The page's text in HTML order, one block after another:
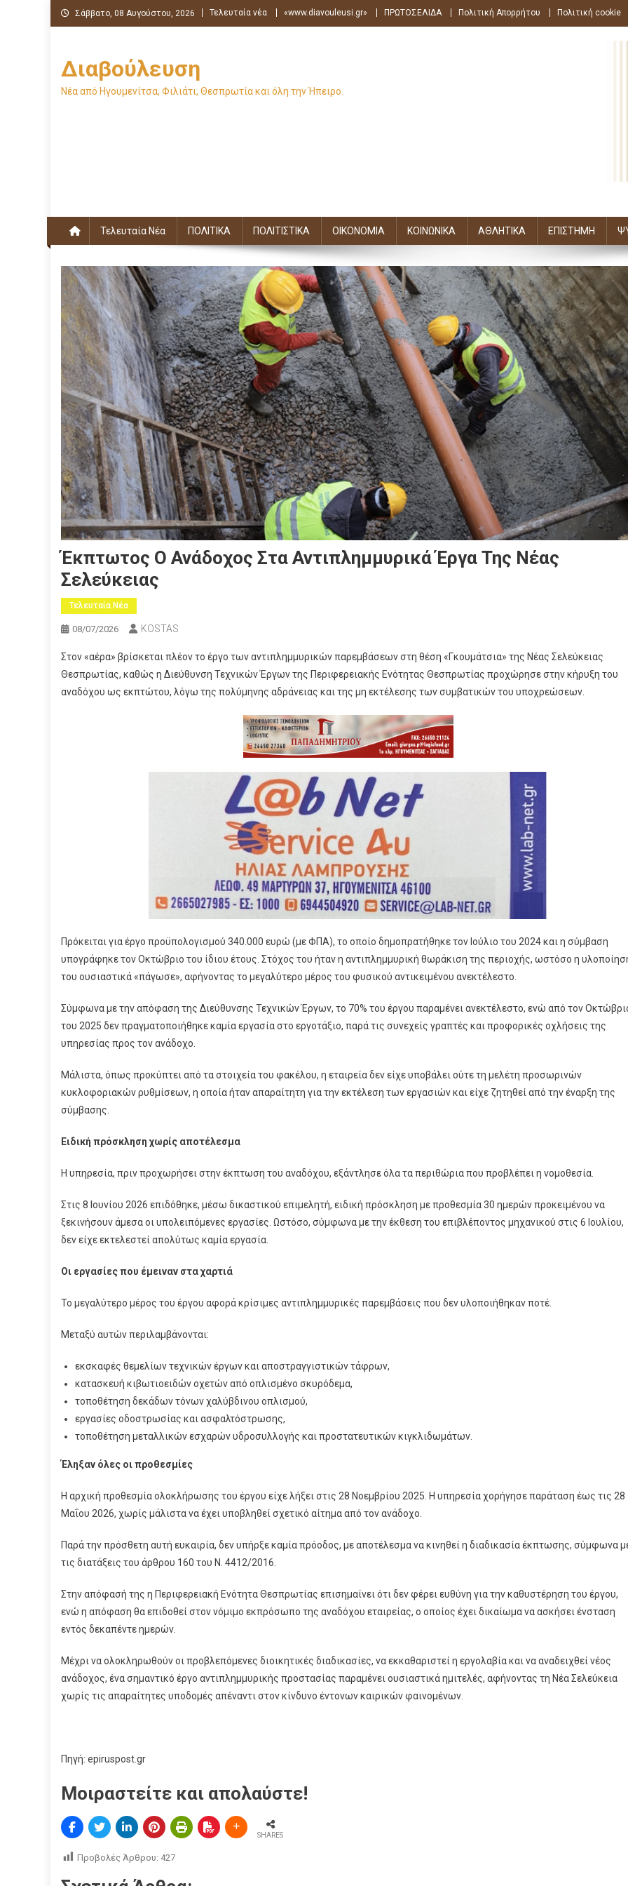
Μεταπηδήστε
στο
Σάββατο, 08 Αυγούστου, 2026 Τελευταία νέα «www.diavouleusi.gr» ΠΡΩΤΟΣΕΛΙΔΑ Πολιτική Απορρήτου Πολιτική cookie
Διαβούλευση
Νέα από Ηγουμενίτσα, Φιλιάτι, Θεσπρωτία και όλη την Ήπειρο.
Τελευταία Νέα ΠΟΛΙΤΙΚΑ ΠΟΛΙΤΙΣΤΙΚΑ ΟΙΚΟΝΟΜΙΑ ΚΟΙΝΩΝΙΚΑ ΑΘΛΗΤΙΚΑ ΕΠΙΣΤΗΜΗ
Έκπτωτος Ο Ανάδοχος Στα Αντιπλημμυρικά Έργα Της Νέας
Σελεύκειας
Τελευταία Νέα
08/07/2026 KOSTAS
Στον «αέρα» βρίσκεται πλέον το έργο των αντιπλημμυρικών παρεμβάσεων στη θέση «Γκουμάτσια» της Νέας Σελεύκειας
Θεσπρωτίας, καθώς η Διεύθυνση Τεχνικών Έργων της Περιφερειακής Ενότητας Θεσπρωτίας προχώρησε στην κήρυξη του
αναδόχου ως εκπτώτου, λόγω της πολύμηνης αδράνειας και της μη εκτέλεσης των συμβατικών του υποχρεώσεων.
Πρόκειται για έργο προϋπολογισμού 340.000 ευρώ (με ΦΠΑ), το οποίο δημοπρατήθηκε τον Ιούλιο του 2024 και η σύμβαση
υπογράφηκε τον Οκτώβριο του ίδιου έτους. Στόχος του ήταν η αντιπλημμυρική θωράκιση της περιοχής, ωστόσο η
του ουσιαστικά «πάγωσε», αφήνοντας το μεγαλύτερο μέρος του φυσικού αντικειμένου ανεκτέλεστο.
Σύμφωνα με την απόφαση της Διεύθυνσης Τεχνικών Έργων, το 70% του έργου παραμένει ανεκτέλεστο, ενώ από τον
του 2025 δεν πραγματοποιήθηκε καμία εργασία στο εργοτάξιο, παρά τις συνεχείς γραπτές και προφορικές οχλήσεις της
υπηρεσίας προς τον ανάδοχο.
Μάλιστα, όπως προκύπτει από τα στοιχεία του φακέλου, η εταιρεία δεν είχε υποβάλει ούτε τη μελέτη προσωρινών
κυκλοφοριακών ρυθμίσεων, η οποία ήταν απαραίτητη για την εκτέλεση των εργασιών και είχε ζητηθεί από την έναρξη της
σύμβασης.
Ειδική πρόσκληση χωρίς αποτέλεσμα
Η υπηρεσία, πριν προχωρήσει στην έκπτωση του αναδόχου, εξάντλησε όλα τα περιθώρια που προβλέπει η νομοθεσία.
Στις 8 Ιουνίου 2026 επιδόθηκε, μέσω δικαστικού επιμελητή, ειδική πρόσκληση με προθεσμία 30 ημερών προκειμένου να
ξεκινήσουν άμεσα οι υπολειπόμενες εργασίες. Ωστόσο, σύμφωνα με την έκθεση του επιβλέποντος μηχανικού στις 6 Ιουλίου,
δεν είχε εκτελεστεί απολύτως καμία εργασία.
Οι εργασίες που έμειναν στα χαρτιά
Το μεγαλύτερο μέρος του έργου αφορά κρίσιμες αντιπλημμυρικές παρεμβάσεις που δεν υλοποιήθηκαν ποτέ.
Μεταξύ αυτών περιλαμβάνονται:
εκσκαφές θεμελίων τεχνικών έργων και αποστραγγιστικών τάφρων,
κατασκευή κιβωτιοειδών οχετών από οπλισμένο σκυρόδεμα,
τοποθέτηση δεκάδων τόνων χαλύβδινου οπλισμού,
εργασίες οδοστρωσίας και ασφαλτόστρωσης,
τοποθέτηση μεταλλικών εσχαρών υδροσυλλογής και προστατευτικών κιγκλιδωμάτων.
Έληξαν όλες οι προθεσμίες
Η αρχική προθεσμία ολοκλήρωσης του έργου είχε λήξει στις 28 Νοεμβρίου 2025. Η υπηρεσία χορήγησε παράταση έως τις 28
Μαΐου 2026, χωρίς μάλιστα να έχει υποβληθεί σχετικό αίτημα από τον ανάδοχο.
Παρά την πρόσθετη αυτή ευκαιρία, δεν υπήρξε καμία πρόοδος, με αποτέλεσμα να κινηθεί η διαδικασία έκπτωσης, σύμφωνα
τις διατάξεις του άρθρου 160 του Ν. 4412/2016.
Στην απόφασή της η Περιφερειακή Ενότητα Θεσπρωτίας επισημαίνει ότι δεν φέρει ευθύνη για την καθυστέρηση του έργου,
ενώ η απόφαση θα επιδοθεί στον νόμιμο εκπρόσωπο της αναδόχου εταιρείας, ο οποίος έχει δικαίωμα να ασκήσει ένσταση
εντός δεκαπέντε ημερών.
Μέχρι να ολοκληρωθούν οι προβλεπόμενες διοικητικές διαδικασίες, να εκκαθαριστεί η εργολαβία και να αναδειχθεί νέος
ανάδοχος, ένα σημαντικό έργο αντιπλημμυρικής προστασίας παραμένει ουσιαστικά ημιτελές, αφήνοντας τη Νέα Σελεύκεια
χωρίς τις απαραίτητες υποδομές απέναντι στον κίνδυνο έντονων καιρικών φαινομένων.
Πηγή: epiruspost.gr
Μοιραστείτε και απολαύστε!
SHARES
Προβολές Άρθρου: 427